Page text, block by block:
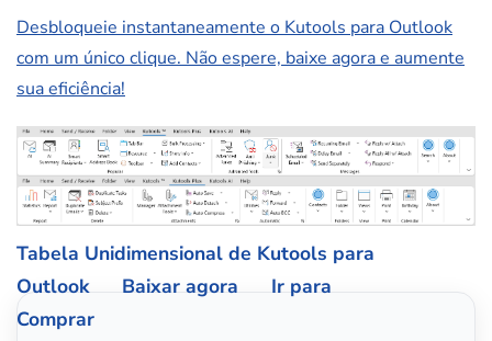
Desbloqueie instantaneamente o Kutools para Outlook
com um único clique. Não espere, baixe agora e aumente
sua eficiência!
Tabela Unidimensional de Kutools para
Outlook
Baixar agora
Ir para
Comprar